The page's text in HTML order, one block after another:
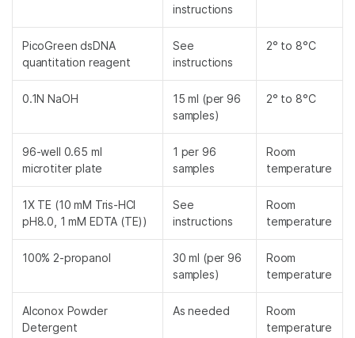
instructions
PicoGreen dsDNA
quantitation reagent
See
instructions
2° to 8°C
0.1N NaOH
15 ml (per 96
samples)
2° to 8°C
96-well 0.65 ml
microtiter plate
1 per 96
samples
Room
temperature
1X TE (10 mM Tris-HCl
pH8.0, 1 mM EDTA (TE))
See
instructions
Room
temperature
100% 2-propanol
30 ml (per 96
samples)
Room
temperature
Alconox Powder
Detergent
As needed
Room
temperature